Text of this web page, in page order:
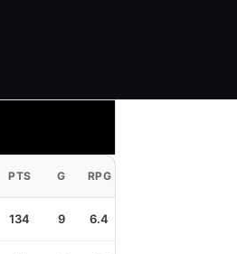
PTS G RPG
134 9 6.4